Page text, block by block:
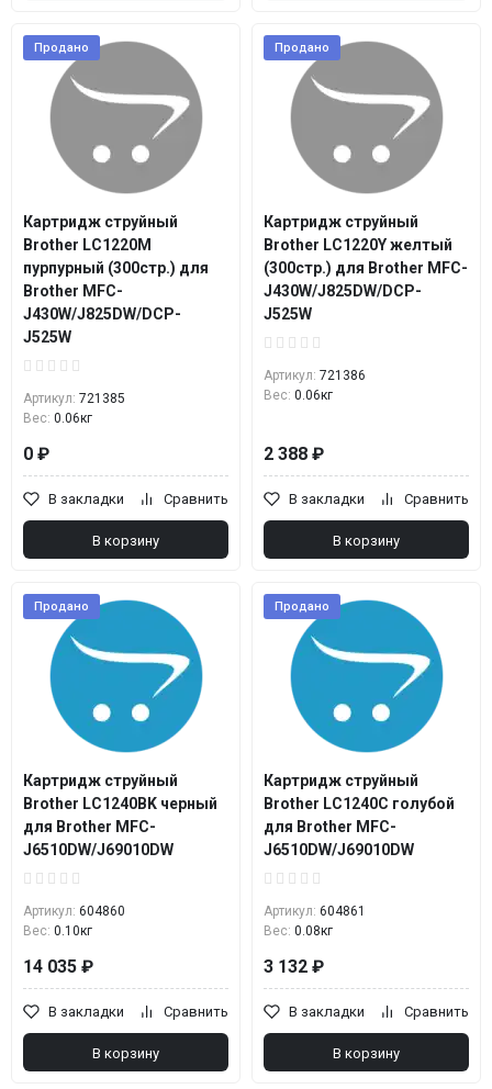
Продано
Картридж струйный
Brother LC1220M
пурпурный (300стр.) для
Brother MFC-
J430W/J825DW/DCP-
J525W
Артикул: 721385
Вес: 0.06кг
0 ₽
В закладки Сравнить
В корзину
Продано
Картридж струйный
Brother LC1220Y желтый
(300стр.) для Brother MFC-
J430W/J825DW/DCP-
J525W
Артикул: 721386
Вес: 0.06кг
2 388 ₽
В закладки Сравнить
В корзину
Продано
Картридж струйный
Brother LC1240BK черный
для Brother MFC-
J6510DW/J69010DW
Артикул: 604860
Вес: 0.10кг
14 035 ₽
В закладки Сравнить
В корзину
Продано
Картридж струйный
Brother LC1240C голубой
для Brother MFC-
J6510DW/J69010DW
Артикул: 604861
Вес: 0.08кг
3 132 ₽
В закладки Сравнить
В корзину
MF5840dn/MF5880dn/MF5940dn/MF5980dw;LBP6300/6300dn/6600/6650/